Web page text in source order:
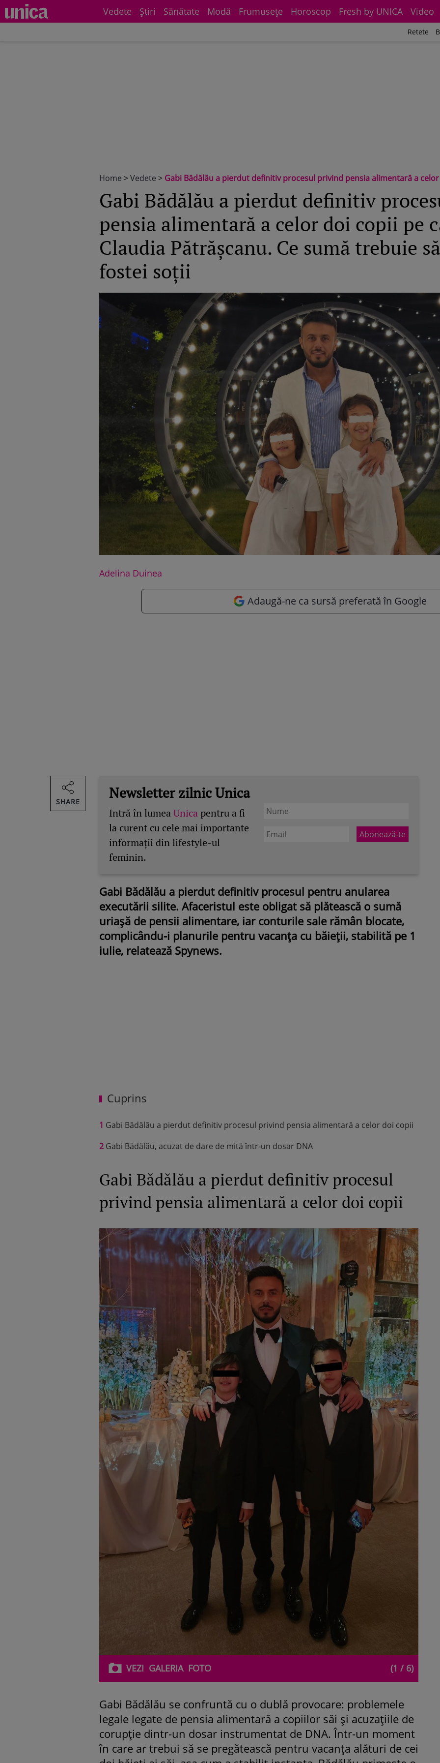
Vedete Știri Sănătate Modă Frumuseţe Horoscop Fresh by UNICA Video
Retete
Home >Vedete > Gabi Bădălău a pierdut definitiv procesul privind pensia alimentară a celor doi copii pe care îi are cu Claudia
Gabi Bădălău a pierdut definitiv
pensia alimentară a celor doi copii pe
Claudia Pătrășcanu. Ce sumă trebuie
fostei soții
Adelina Duinea
Adaugă-ne ca sursă preferată în Google
Newsletter zilnic Unica
Intră în lumeaUnica pentru a fi
la curent cu cele mai importante
informații din lifestyle-ul
feminin.
Gabi Bădălău a pierdut definitiv procesul pentru anularea
executării silite. Afaceristul este obligat să plătească o sumă
uriașă de pensii alimentare, iar conturile sale rămân blocate,
complicându-i planurile pentru vacanța cu băieții, stabilită pe 1
iulie, relatează Spynews.
Cuprins
1 Gabi Bădălău a pierdut definitiv procesul privind pensia alimentară a celor doi copii
2 Gabi Bădălău, acuzat de dare de mită într-un dosar DNA
Gabi Bădălău a pierdut definitiv procesul
privind pensia alimentară a celor doi copii
VEZI GALERIAFOTO (1 / 6)
Gabi Bădălău se confruntă cu o dublă provocare: problemele
legale legate de pensia alimentară a copiilor săi și acuzațiile de
corupție dintr-un dosar instrumentat de DNA. Într-un moment
în care ar trebui să se pregătească pentru vacanța alături de cei
SHARE